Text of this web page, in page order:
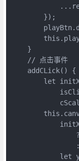
        });
    }
    // 点击事件
    addCLick() {
let
let